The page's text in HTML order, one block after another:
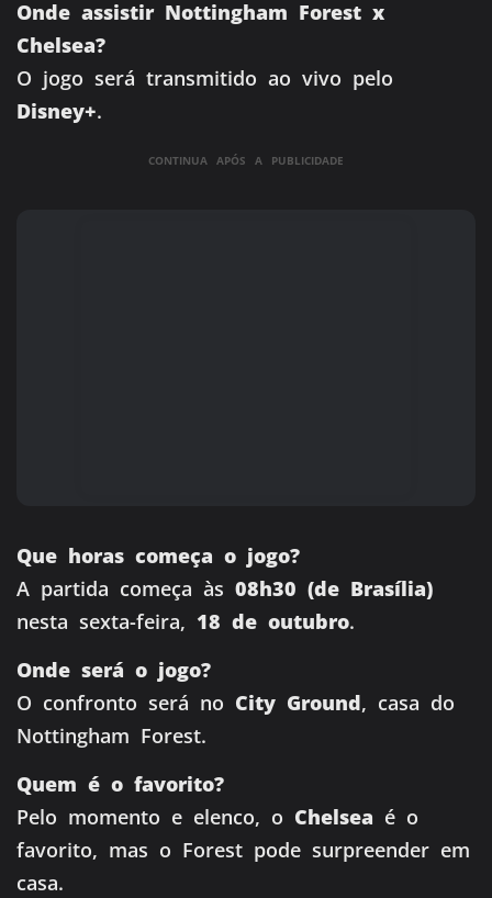
Onde assistir Nottingham Forest x
Chelsea?
O jogo será transmitido ao vivo pelo
Disney+.
CONTINUA APÓS A PUBLICIDADE
Que horas começa o jogo?
A partida começa às 08h30 (de Brasília)
nesta sexta-feira, 18 de outubro.
Onde será o jogo?
O confronto será no City Ground, casa do
Nottingham Forest.
Quem é o favorito?
Pelo momento e elenco, o Chelsea é o
favorito, mas o Forest pode surpreender em
casa.